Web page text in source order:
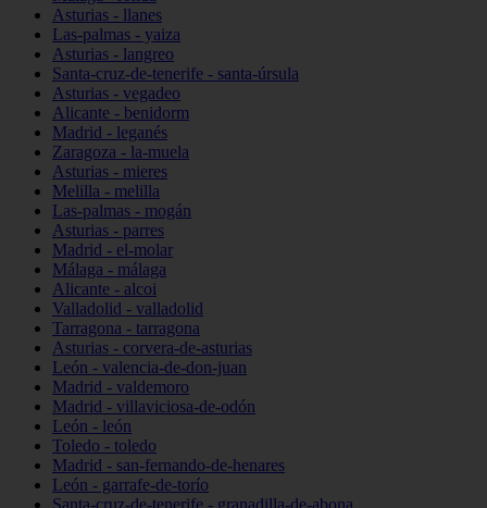
Asturias - llanes
Las-palmas - yaiza
Asturias - langreo
Santa-cruz-de-tenerife - santa-úrsula
Asturias - vegadeo
Alicante - benidorm
Madrid - leganés
Zaragoza - la-muela
Asturias - mieres
Melilla - melilla
Las-palmas - mogán
Asturias - parres
Madrid - el-molar
Málaga - málaga
Alicante - alcoi
Valladolid - valladolid
Tarragona - tarragona
Asturias - corvera-de-asturias
León - valencia-de-don-juan
Madrid - valdemoro
Madrid - villaviciosa-de-odón
León - león
Toledo - toledo
Madrid - san-fernando-de-henares
León - garrafe-de-torío
Santa-cruz-de-tenerife - granadilla-de-abona